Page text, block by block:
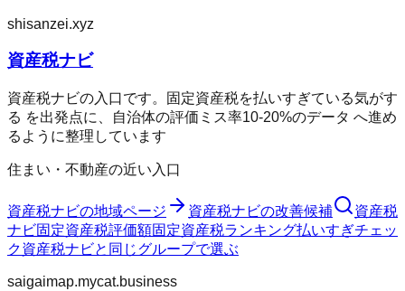
shisanzei.xyz
資産税ナビ
資産税ナビの入口です。固定資産税を払いすぎている気がす
る を出発点に、自治体の評価ミス率10-20%のデータ へ進め
るように整理しています
住まい・不動産の近い入口
資産税ナビの地域ページ 資産税ナビの改善候補
資産税
ナビ固定資産税評価額固定資産税ランキング払いすぎチェッ
ク資産税ナビと同じグループで選ぶ
saigaimap.mycat.business